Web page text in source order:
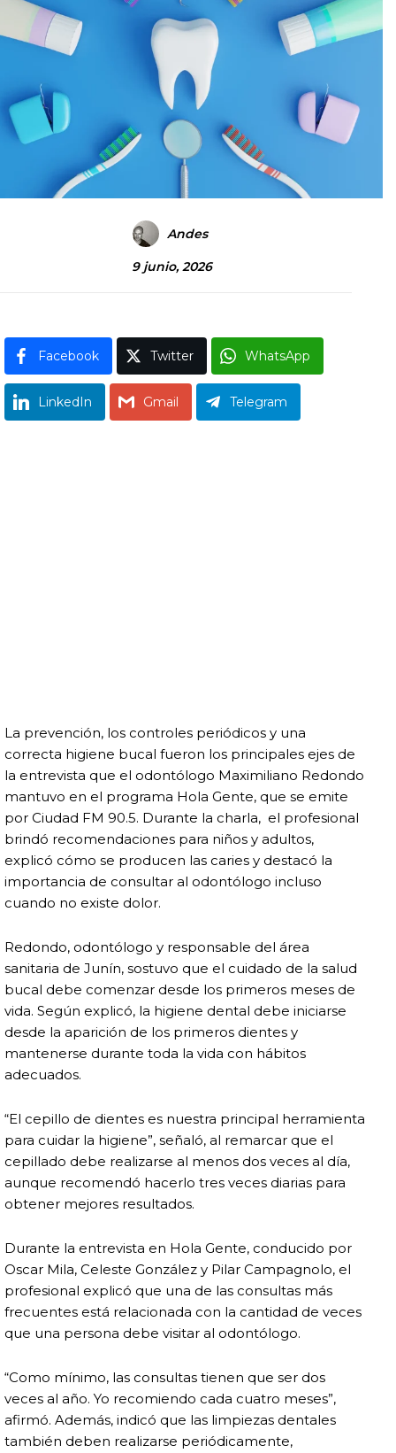
Andes
9 junio, 2026
Facebook Twitter WhatsApp
LinkedIn Gmail Telegram
La prevención, los controles periódicos y una
correcta higiene bucal fueron los principales ejes de
la entrevista que el odontólogo Maximiliano Redondo
mantuvo en el programa Hola Gente, que se emite
por Ciudad FM 90.5. Durante la charla, el profesional
brindó recomendaciones para niños y adultos,
explicó cómo se producen las caries y destacó la
importancia de consultar al odontólogo incluso
cuando no existe dolor.
Redondo, odontólogo y responsable del área
sanitaria de Junín, sostuvo que el cuidado de la salud
bucal debe comenzar desde los primeros meses de
vida. Según explicó, la higiene dental debe iniciarse
desde la aparición de los primeros dientes y
mantenerse durante toda la vida con hábitos
adecuados.
“El cepillo de dientes es nuestra principal herramienta
para cuidar la higiene”, señaló, al remarcar que el
cepillado debe realizarse al menos dos veces al día,
aunque recomendó hacerlo tres veces diarias para
obtener mejores resultados.
Durante la entrevista en Hola Gente, conducido por
Oscar Mila, Celeste González y Pilar Campagnolo, el
profesional explicó que una de las consultas más
frecuentes está relacionada con la cantidad de veces
que una persona debe visitar al odontólogo.
“Como mínimo, las consultas tienen que ser dos
veces al año. Yo recomiendo cada cuatro meses”,
afirmó. Además, indicó que las limpiezas dentales
también deben realizarse periódicamente,